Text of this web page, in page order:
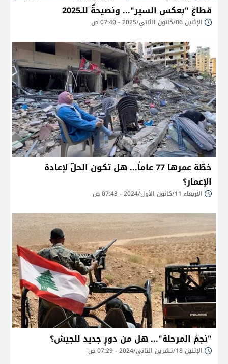
قطاعٌ "بعكس السير"... ونصيحةٌ للـ2025
الإثنين 06/كانون الثاني/2025 - 07:40 ص
خطّة عمرها 77 عاماً... هل تكون الحلّ لإعادة
الإعمار؟
الأربعاء 11/كانون الأول/2024 - 07:43 ص
"نجمُ المرحلة"... هل من دورٍ جديد للجيش؟
الإثنين 18/تشرين الثاني/2024 - 07:29 ص